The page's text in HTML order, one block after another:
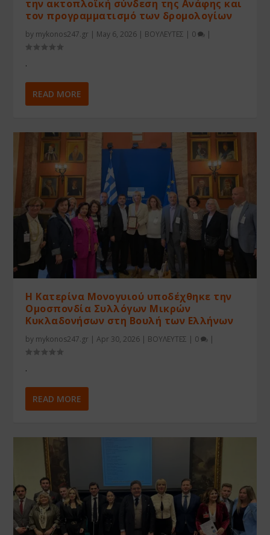
την ακτοπλοϊκή σύνδεση της Ανάφης και
τον προγραμματισμό των δρομολογίων
by mykonos247.gr May 6, 2026 ΒΟΥΛΕΥΤΕΣ 0
.
READ MORE
Η Κατερίνα Μονογυιού υποδέχθηκε την
Ομοσπονδία Συλλόγων Μικρών
Κυκλαδονήσων στη Βουλή των Ελλήνων
by mykonos247.gr |Apr 30, 2026 | ΒΟΥΛΕΥΤΕΣ | 0 |
.
READ MORE